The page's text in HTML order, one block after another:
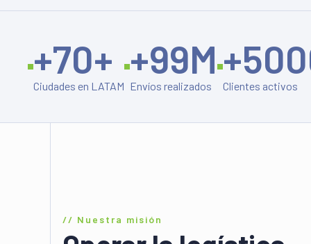
+70+
Ciudades en LATAM
+99M
Envíos realizados
+
Clientes activos
// Nuestra misión